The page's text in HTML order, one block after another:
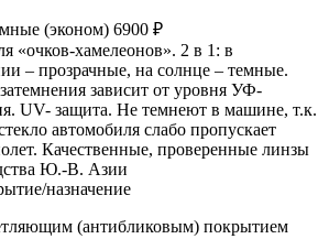
(эконом) 6900 ₽
«очков-хамелеонов». 2 в 1: в
– прозрачные, на солнце – темные.
зависит от уровня УФ-
UV- защита. Не темнеют в машине, т.к.
автомобиля слабо пропускает
Качественные, проверенные линзы
Ю.-В. Азии
назначение
(антибликовым) покрытием